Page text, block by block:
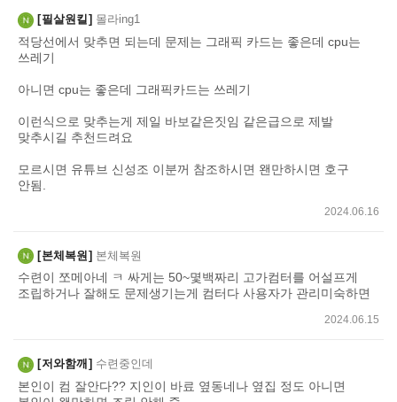
쓰
기
필살원킬 몰라ing1
적당선에서 맞추면 되는데 문제는 그래픽 카드는 좋은데 cpu는
쓰레기
아니면 cpu는 좋은데 그래픽카드는 쓰레기
이런식으로 맞추는게 제일 바보같은짓임 같은급으로 제발
맞추시길 추천드려요
모르시면 유튜브 신성조 이분꺼 참조하시면 왠만하시면 호구
안됨.
2024.06.16
본체복원 본체복원
수련이 쪼메아네 ㅋ 싸게는 50~몇백짜리 고가컴터를 어설프게
조립하거나 잘해도 문제생기는게 컴터다 사용자가 관리미숙하면
2024.06.15
저와함깨 수련중인데
본인이 컴 잘안다?? 지인이 바료 옆동네나 옆집 정도 아니면